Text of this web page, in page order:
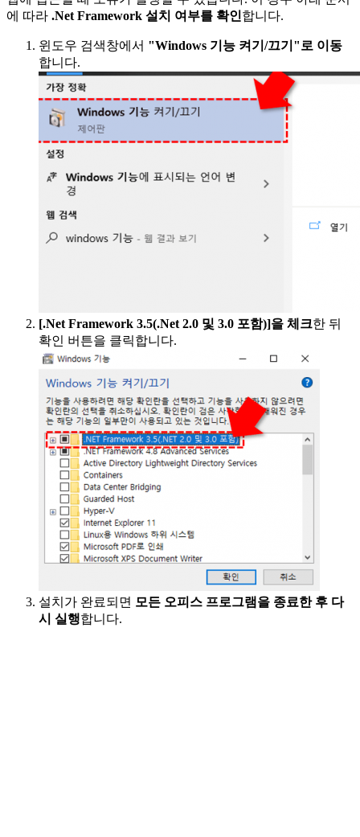
에 따라 .Net Framework 설치 여부를 확인합니다.
윈도우 검색창에서 "Windows 기능 켜기/끄기"로 이동
합니다.
[.Net Framework 3.5(.Net 2.0 및 3.0 포함)]을 체크한 뒤
확인 버튼을 클릭합니다.
설치가 완료되면 모든 오피스 프로그램을 종료한 후 다
시 실행합니다.